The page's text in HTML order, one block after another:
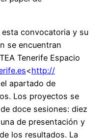
convocatoria y su
se encuentran
Tenerife Espacio
<http://
apartado de
Los proyectos se
doce sesiones: diez
de presentación y
los resultados. La